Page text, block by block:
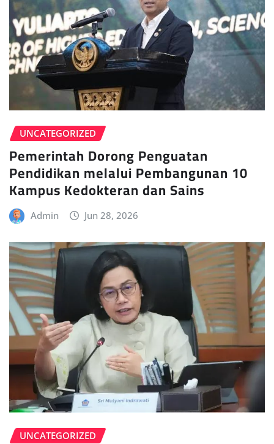
UNCATEGORIZED
Pemerintah Dorong Penguatan
Pendidikan melalui Pembangunan 10
Kampus Kedokteran dan Sains
Admin Jun 28, 2026
UNCATEGORIZED